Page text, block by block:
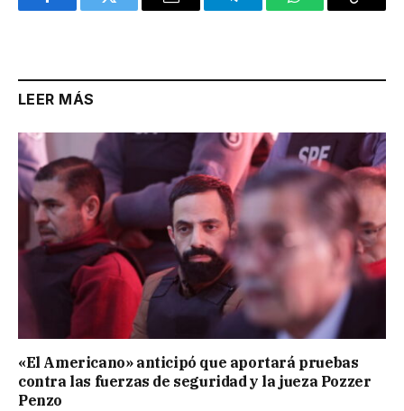
FacebookTwitter Email TelegramWhatsAppCopy
LEER MÁS
«El Americano» anticipó que aportará pruebas
contra las fuerzas de seguridad y la jueza Pozzer
Penzo